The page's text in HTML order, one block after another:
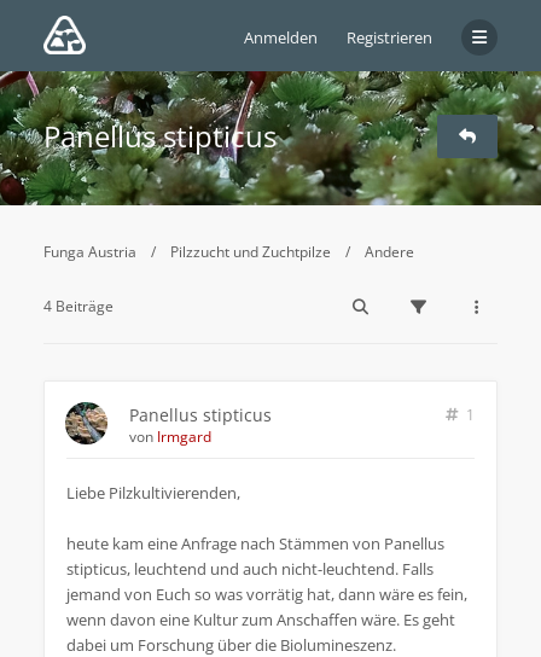
Anmelden Registrieren
Panellus stipticus
Funga Austria Pilzzucht und Zuchtpilze Andere
4 Beiträge
Panellus stipticus
1
von Irmgard
Liebe Pilzkultivierenden,
heute kam eine Anfrage nach Stämmen von Panellus
stipticus, leuchtend und auch nicht-leuchtend. Falls
jemand von Euch so was vorrätig hat, dann wäre es fein,
wenn davon eine Kultur zum Anschaffen wäre. Es geht
dabei um Forschung über die Biolumineszenz.